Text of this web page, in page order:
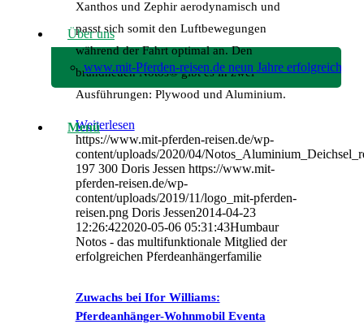
Über uns
www.mit-Pferden-reisen.de neun Jahre erfolgreich!
Menü
Xanthos und Zephir aerodynamisch und
passt sich somit den Luftbewegungen
während der Fahrt optimal an. Den
brandneuen Notos® gibt es in zwei
Ausführungen: Plywood und Aluminium.
Weiterlesen
https://www.mit-pferden-reisen.de/wp-
content/uploads/2020/04/
197 300 Doris Jessen https://www.mit-
pferden-reisen.de/wp-
content/uploads/2019/11/logo_mit-pferden-
reisen.png Doris Jessen2014-04-23
12:26:422020-05-06 05:31:43Humbaur
Notos - das multifunktionale Mitglied der
erfolgreichen Pferdeanhängerfamilie
Zuwachs bei Ifor Williams:
Pferdeanhänger-Wohnmobil Eventa